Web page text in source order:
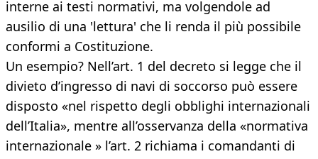
interne ai testi normativi, ma volgendole ad
ausilio di una 'lettura' che li renda il più possibile
conformi a Costituzione.
Un esempio? Nell’art. 1 del decreto si legge che il
divieto d’ingresso di navi di soccorso può essere
disposto «nel rispetto degli obblighi internazionali
dell’Italia», mentre all’osservanza della «normativa
internazionale » l’art. 2 richiama i comandanti di